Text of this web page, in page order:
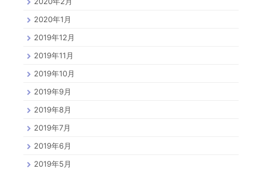
2020年1月
2019年12月
2019年11月
2019年10月
2019年9月
2019年8月
2019年7月
2019年6月
2019年5月